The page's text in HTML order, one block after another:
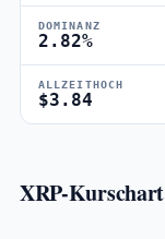
DOMINANZ
2.82%
ALLZEITHOCH
$3.84
XRP-Kurschart